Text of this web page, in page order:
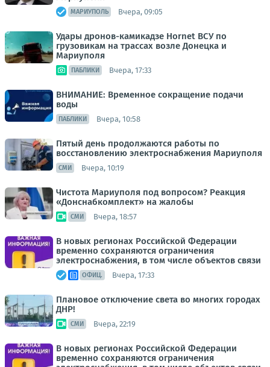
МАРИУПОЛЬ Вчера, 09:05
Удары дронов-камикадзе Hornet ВСУ по
грузовикам на трассах возле Донецка и
Мариуполя
ПАБЛИКИ Вчера, 17:33
ВНИМАНИЕ: Временное сокращение подачи
воды
ПАБЛИКИ Вчера, 10:58
Пятый день продолжаются работы по
восстановлению электроснабжения Мариуполя
СМИ Вчера, 10:19
Чистота Мариуполя под вопросом? Реакция
«Донснабкомплект» на жалобы
СМИ Вчера, 18:57
В новых регионах Российской Федерации
временно сохраняются ограничения
электроснабжения, в том числе объектов связи
ОФИЦ. Вчера, 17:33
Плановое отключение света во многих городах
ДНР!
СМИ Вчера, 22:19
В новых регионах Российской Федерации
временно сохраняются ограничения